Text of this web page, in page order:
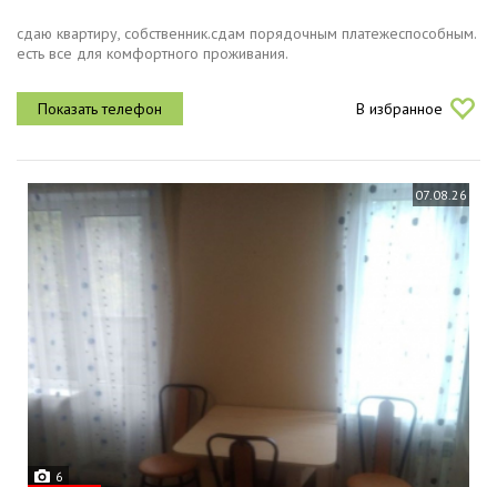
сдаю квартиру, собственник.сдам порядочным платежеспособным.
есть все для комфортного проживания.
В избранное
07.08.26
6